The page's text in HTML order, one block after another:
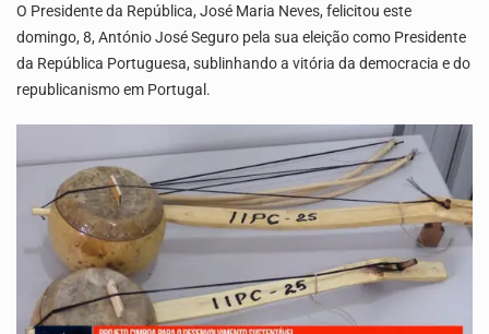
O Presidente da República, José Maria Neves, felicitou este
domingo, 8, António José Seguro pela sua eleição como Presidente
da República Portuguesa, sublinhando a vitória da democracia e do
republicanismo em Portugal.